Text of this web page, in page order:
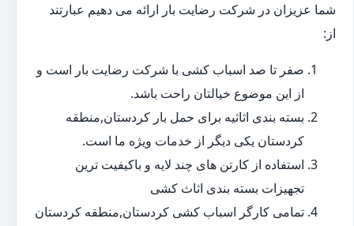
شما عزیزان در شرکت رضایت بار ارائه می دهیم عبارتند
از:
صفر تا صد اسباب کشی با شرکت رضایت بار است و
از این موضوع خیالتان راحت باشد.
بسته بندی اثاثیه برای حمل بار کردستان,منطقه
کردستان یکی دیگر از خدمات ویژه ما است.
استفاده از کارتن های چند لایه و باکیفیت ترین
تجهیزات بسته بندی اثاث کشی
تمامی کارگر اسباب کشی کردستان,منطقه کردستان